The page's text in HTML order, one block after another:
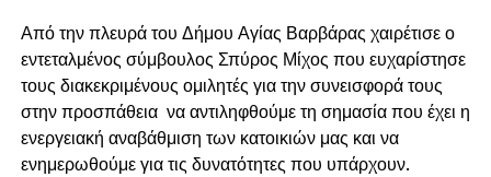
Από την πλευρά του Δήμου Αγίας Βαρβάρας χαιρέτισε ο
εντεταλμένος σύμβουλος Σπύρος Μίχος που ευχαρίστησε
τους διακεκριμένους ομιλητές για την συνεισφορά τους
στην προσπάθεια να αντιληφθούμε τη σημασία που έχει η
ενεργειακή αναβάθμιση των κατοικιών μας και να
ενημερωθούμε για τις δυνατότητες που υπάρχουν.